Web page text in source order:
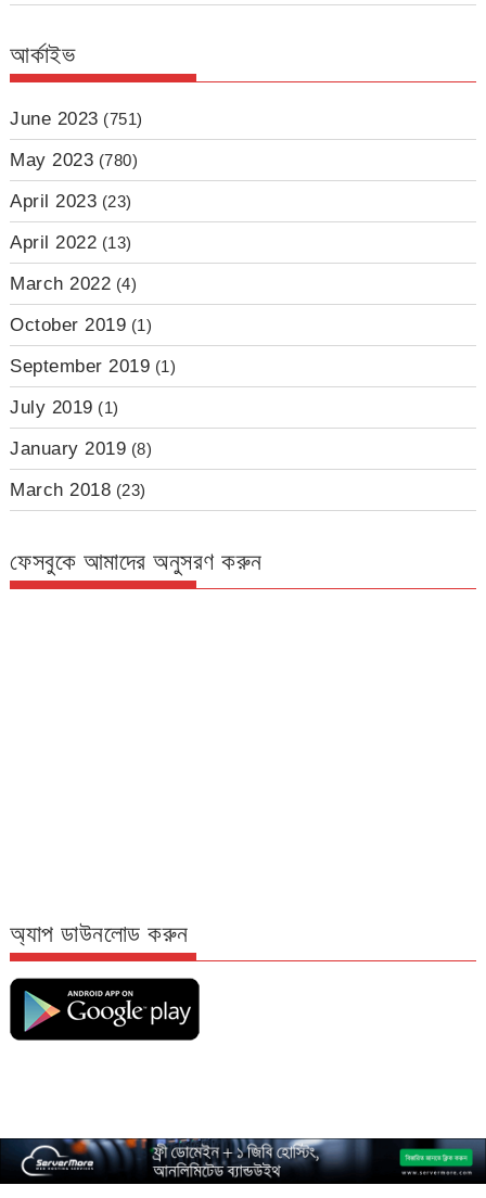
আর্কাইভ
June 2023 (751)
May 2023 (780)
April 2023 (23)
April 2022 (13)
March 2022 (4)
October 2019 (1)
September 2019 (1)
July 2019 (1)
January 2019 (8)
March 2018 (23)
ফেসবুকে আমাদের অনুসরণ করুন
অ্যাপ ডাউনলোড করুন